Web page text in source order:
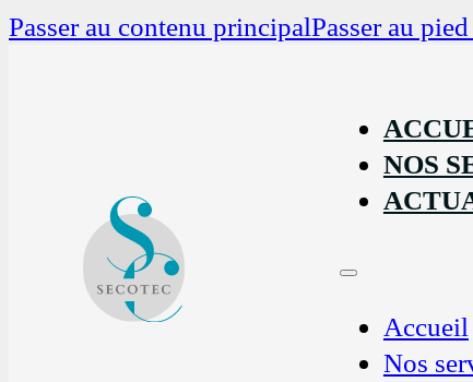
Passer au contenu principalPasser au
NOS
Accueil
Nos